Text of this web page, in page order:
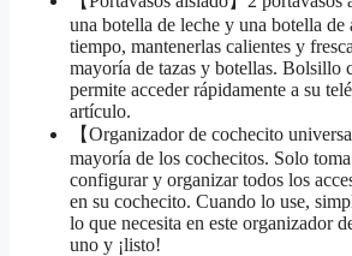
una botella de leche y una botella de
tiempo, mantenerlas calientes y
mayoría de tazas y botellas. Bolsillo
permite acceder rápidamente a su
artículo.
【Organizador de cochecito
mayoría de los cochecitos. Solo
configurar y organizar todos los
en su cochecito. Cuando lo use,
lo que necesita en este organizador
uno y ¡listo!